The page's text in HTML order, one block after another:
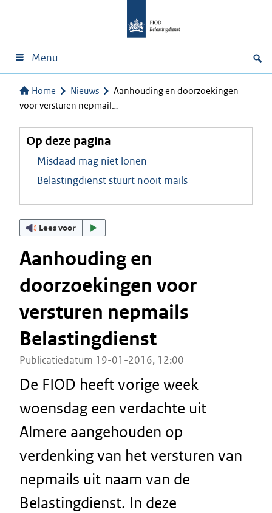
Menu
Home Nieuws
Aanhouding en doorzoekingen
voor versturen nepmail…
Op deze pagina
Misdaad mag niet lonen
Belastingdienst stuurt nooit mails
Lees voor
Aanhouding en
doorzoekingen voor
versturen nepmails
Belastingdienst
Publicatiedatum 19-01-2016, 12:00
De FIOD heeft vorige week
woensdag een verdachte uit
Almere aangehouden op
verdenking van het versturen van
nepmails uit naam van de
Belastingdienst. In deze